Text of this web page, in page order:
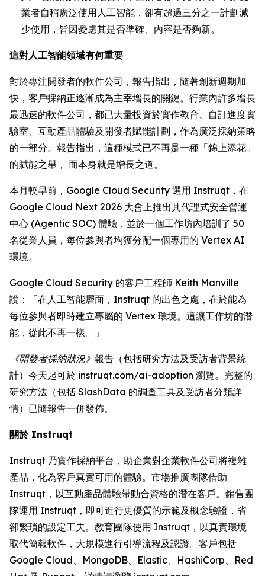
業者自稱廣泛使用人工智能，卻有超過三分之一計劃減
少使用，皆因憂慮其是否準確、內容是否夠新。
這對人工智能領域有何重要
對於專注開發者的軟件公司，報告指出，隨著創新週期加
快，客戶採納正逐漸成為主宰增長的關鍵。行業內許多增長
最迅速的軟件公司，都已大量投資於實作教育、自訂進度實
驗室、互動產品體驗及開發者賦能計劃，作為廣泛採納策略
的一部分。報告指出，這種模式已不再是一種「錦上添花」
的賦能之舉， 而本身就是增長之道。
本月較早前，Google Cloud Security 選用 Instruqt，在
Google Cloud Next 2026 大會上推出其代理式安全營運
中心 (Agentic SOC) 體驗，並於一個工作坊內培訓了 50
名從業人員，每位參與者均獲分配一個專用的 Vertex AI
環境。
Google Cloud Security 的客戶工程師 Keith Manville
說：「在人工智能層面，Instruqt 的出色之處，在於能為
每位參與者即時建立專屬的 Vertex 環境。這讓工作坊的潛
能，從此不再一樣。」
《開發者採納狀況》 報告（包括研究方法及受訪者背景統
計）今天起可於 instruqt.com/ai-adoption 瀏覽。完整的
研究方法（包括 SlashData 的調查工具及受訪者分類詳
情）已隨報告一併發佈。
關於 Instruqt
Instruqt 乃實作採納平台，助企業對企業軟件公司將複雜
產品，化為客戶真實可用的體驗。市場推廣團隊借助
Instruqt，以互動產品體驗帶動合資格的潛在客戶。銷售團
隊運用 Instruqt，即可進行更優質的示範及概念驗證，省
卻繁瑣的設定工夫。教育團隊使用 Instruqt，以真實環境
取代簡報軟件，大規模進行引導流程及認證。客戶包括
Google Cloud、MongoDB、Elastic、HashiCorp、Red